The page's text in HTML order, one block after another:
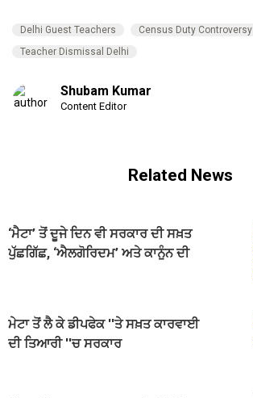
Delhi Guest Teachers
Census Duty Controversy
Teacher Dismissal Delhi
Shubam Kumar
Content Editor
Related News
‘ਮੈਟਾ’ ਤੋਂ ਦੂਜੇ ਦਿਨ ਵੀ ਸਰਕਾਰ ਦੀ ਸਖ਼ਤ
ਪੁੱਛਗਿੱਛ, ‘ਐਲਗੋਰਿਦਮ’ ਅਤੇ ਕਾਨੂੰਨ ਦੀ
ਮੇਟਾ ਤੋਂ ਲੈ ਕੇ ਡੀਪਫੇਕ ''ਤੇ ਸਖ਼ਤ ਕਾਰਵਾਈ
ਦੀ ਤਿਆਰੀ ''ਚ ਸਰਕਾਰ